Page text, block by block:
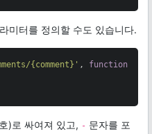
미터를 정의할 수도 있습니다.
{comment}' , function
)로 싸여져 있고, - 문자를 포